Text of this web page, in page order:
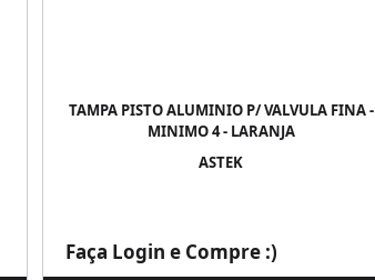
TAMPA PISTO ALUMINIO P/ VALVULA FINA -
MINIMO 4 - LARANJA
ASTEK
Faça Login e Compre :)